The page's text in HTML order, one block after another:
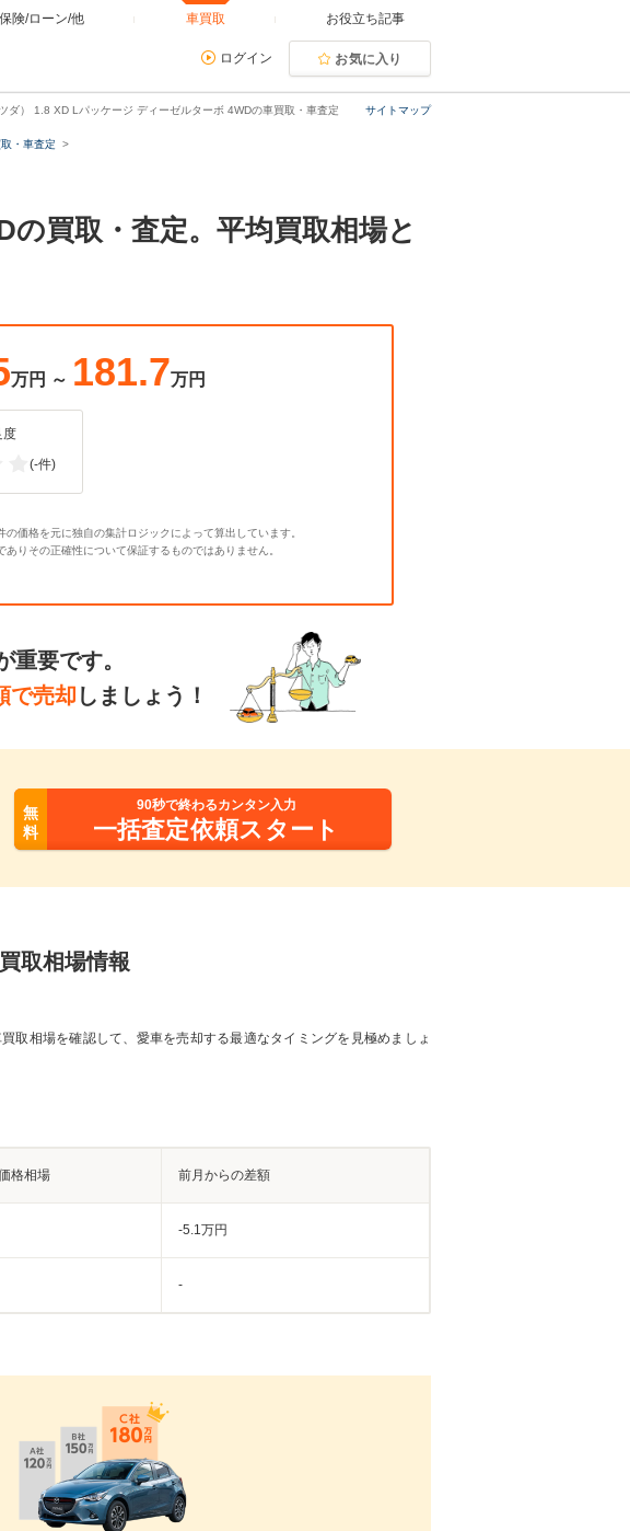
保険/ローン/他 車買取 お役立ち記事
ログイン お気に入り
サイトマップ
ダ） 1.8 XD Lパッケージ ディーゼルターボ 4WDの車買取・車査定
・車査定
買取・査定。平均買取相場と
万円 ～ 181.7万円
度
(-件)
価格を元に独自の集計ロジックによって算出しています。
りその正確性について保証するものではありません。
重要です。
で売却 しましょう！
無
料
90秒で終わるカンタン入力
一括査定依頼スタート
取相場情報
取相場を確認して、愛車を売却する最適なタイミングを見極めましょ
格相場 前月からの差額
-5.1万円
-